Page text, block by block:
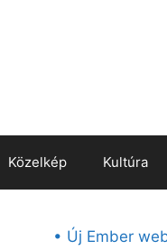
Közelkép Kultúra
• Új Ember